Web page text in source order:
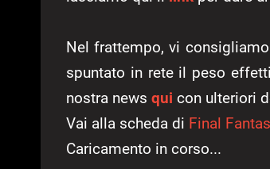
Nel frattempo, vi
spuntato in rete il peso
nostra news qui con ulteriori
Vai alla scheda di Final
Caricamento in corso...